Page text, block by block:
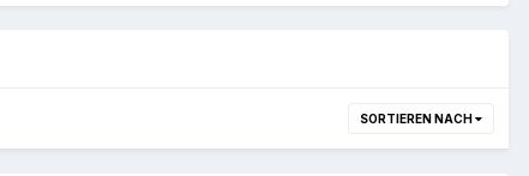
SORTIEREN NACH